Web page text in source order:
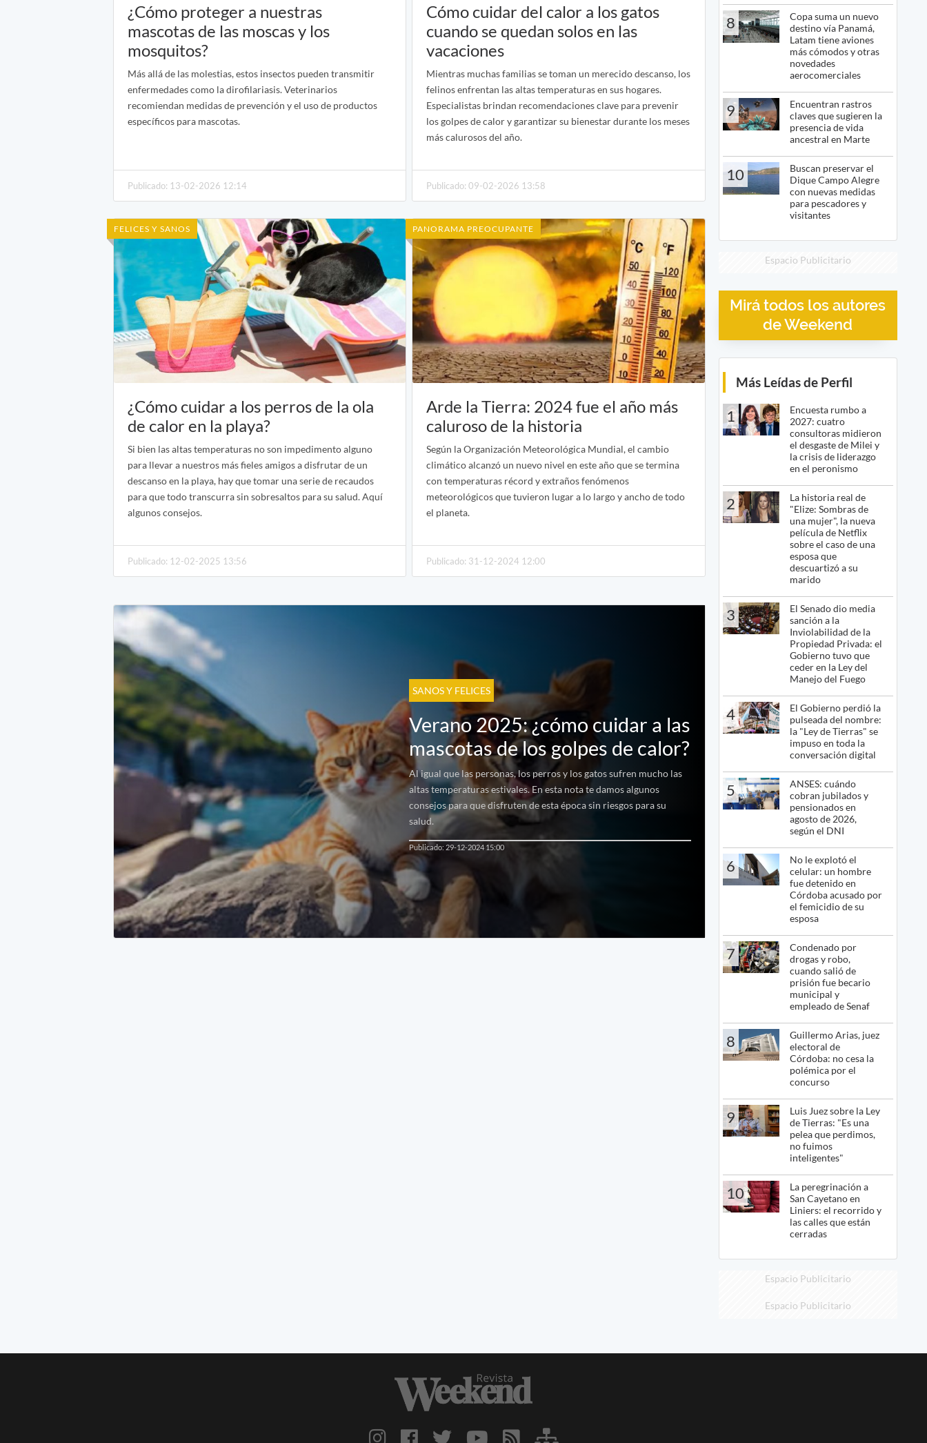
¿Cómo proteger a nuestras
mascotas de las moscas y los
mosquitos?
Más allá de las molestias, estos insectos pueden transmitir
enfermedades como la dirofilariasis. Veterinarios
recomiendan medidas de prevención y el uso de productos
específicos para mascotas.
Publicado: 13-02-2026 12:14
Cómo cuidar del calor a los gatos
cuando se quedan solos en las
vacaciones
Mientras muchas familias se toman un merecido descanso, los
felinos enfrentan las altas temperaturas en sus hogares.
Especialistas brindan recomendaciones clave para prevenir
los golpes de calor y garantizar su bienestar durante los meses
más calurosos del año.
Publicado: 09-02-2026 13:58
FELICES Y SANOS
¿Cómo cuidar a los perros de la ola
de calor en la playa?
Si bien las altas temperaturas no son impedimento alguno
para llevar a nuestros más fieles amigos a disfrutar de un
descanso en la playa, hay que tomar una serie de recaudos
para que todo transcurra sin sobresaltos para su salud. Aquí
algunos consejos.
Publicado: 12-02-2025 13:56
PANORAMA PREOCUPANTE
Arde la Tierra: 2024 fue el año más
caluroso de la historia
Según la Organización Meteorológica Mundial, el cambio
climático alcanzó un nuevo nivel en este año que se termina
con temperaturas récord y extraños fenómenos
meteorológicos que tuvieron lugar a lo largo y ancho de todo
el planeta.
Publicado: 31-12-2024 12:00
SANOS Y FELICES
Verano 2025: ¿cómo cuidar a las
mascotas de los golpes de calor?
Al igual que las personas, los perros y los gatos sufren mucho las
altas temperaturas estivales. En esta nota te damos algunos
consejos para que disfruten de esta época sin riesgos para su
salud.
Publicado: 29-12-2024 15:00
8
Copa suma un nuevo
destino vía Panamá,
Latam tiene aviones
más cómodos y otras
novedades
aerocomerciales
9
Encuentran rastros
claves que sugieren la
presencia de vida
ancestral en Marte
10
Buscan preservar el
Dique Campo Alegre
con nuevas medidas
para pescadores y
visitantes
Espacio Publicitario
Mirá todos los autores
de Weekend
Más Leídas de Perfil
1
Encuesta rumbo a
2027: cuatro
consultoras midieron
el desgaste de Milei y
la crisis de liderazgo
en el peronismo
2
La historia real de
"Elize: Sombras de
una mujer", la nueva
película de Netflix
sobre el caso de una
esposa que
descuartizó a su
marido
3
El Senado dio media
sanción a la
Inviolabilidad de la
Propiedad Privada: el
Gobierno tuvo que
ceder en la Ley del
Manejo del Fuego
4
El Gobierno perdió la
pulseada del nombre:
la "Ley de Tierras" se
impuso en toda la
conversación digital
5
ANSES: cuándo
cobran jubilados y
pensionados en
agosto de 2026,
según el DNI
6
No le explotó el
celular: un hombre
fue detenido en
Córdoba acusado por
el femicidio de su
esposa
7
Condenado por
drogas y robo,
cuando salió de
prisión fue becario
municipal y
empleado de Senaf
8
Guillermo Arias, juez
electoral de
Córdoba: no cesa la
polémica por el
concurso
9
Luis Juez sobre la Ley
de Tierras: "Es una
pelea que perdimos,
no fuimos
inteligentes"
10
La peregrinación a
San Cayetano en
Liniers: el recorrido y
las calles que están
cerradas
Espacio Publicitario
Espacio Publicitario